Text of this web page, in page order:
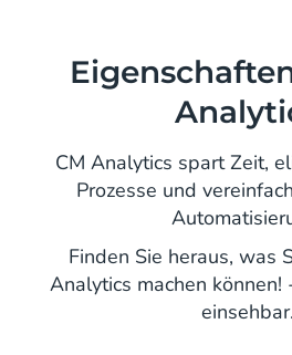
CM Analytics spart Zeit,
Prozesse und
Finden Sie heraus, was
Analytics machen
einsehbar.